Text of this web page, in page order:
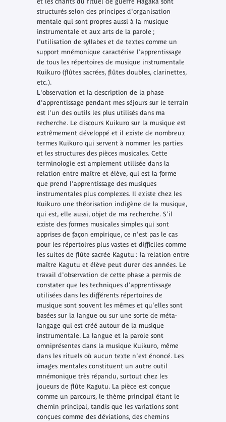
structurés selon des principes d'organisation
mentale qui sont propres aussi à la musique
instrumentale et aux arts de la parole ;
l'utilisation de syllabes et de textes comme un
support mnémonique caractérise l'apprentissage
de tous les répertoires de musique instrumentale
Kuikuro (flûtes sacrées, flûtes doubles, clarinettes,
etc.).
L'observation et la description de la phase
d'apprentissage pendant mes séjours sur le terrain
est l'un des outils les plus utilisés dans ma
recherche. Le discours Kuikuro sur la musique est
extrêmement développé et il existe de nombreux
termes Kuikuro qui servent à nommer les parties
et les structures des pièces musicales. Cette
terminologie est amplement utilisée dans la
relation entre maître et élève, qui est la forme
que prend l'apprentissage des musiques
instrumentales plus complexes. Il existe chez les
Kuikuro une théorisation indigène de la musique,
qui est, elle aussi, objet de ma recherche. S'il
existe des formes musicales simples qui sont
apprises de façon empirique, ce n'est pas le cas
pour les répertoires plus vastes et difficiles comme
les suites de flûte sacrée Kagutu : la relation entre
maître Kagutu et élève peut durer des années. Le
travail d'observation de cette phase a permis de
constater que les techniques d'apprentissage
utilisées dans les différents répertoires de
musique sont souvent les mêmes et qu'elles sont
basées sur la langue ou sur une sorte de méta-
langage qui est créé autour de la musique
instrumentale. La langue et la parole sont
omniprésentes dans la musique Kuikuro, même
dans les rituels où aucun texte n'est énoncé. Les
images mentales constituent un autre outil
mnémonique très répandu, surtout chez les
joueurs de flûte Kagutu. La pièce est conçue
comme un parcours, le thème principal étant le
chemin principal, tandis que les variations sont
conçues comme des déviations, des chemins